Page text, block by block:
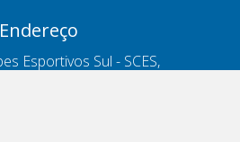
Endereço
Esportivos Sul - SCES,